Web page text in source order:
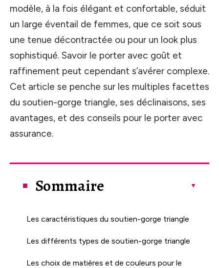
modèle, à la fois élégant et confortable, séduit
un large éventail de femmes, que ce soit sous
une tenue décontractée ou pour un look plus
sophistiqué. Savoir le porter avec goût et
raffinement peut cependant s’avérer complexe.
Cet article se penche sur les multiples facettes
du soutien-gorge triangle, ses déclinaisons, ses
avantages, et des conseils pour le porter avec
assurance.
Sommaire
Les caractéristiques du soutien-gorge triangle
Les différents types de soutien-gorge triangle
Les choix de matières et de couleurs pour le